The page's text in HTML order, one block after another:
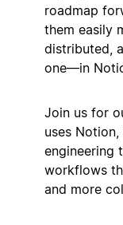
roadmap
them easily
distributed,
one—in
Join us for
uses
engineering
workflows
and more